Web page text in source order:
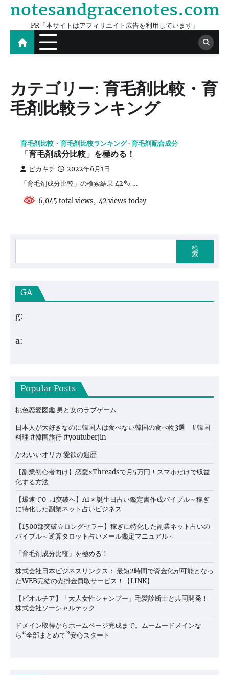
Skip
content
notesandgracenotes.com
PR「本サイトはアフィリエイト広告を利用しています」
カテゴリー:育毛剤比較・育
毛剤比較ランキング
育毛剤比較・育毛剤比較ランキング 育毛剤配合成分
「育毛剤成分比較」を極める！
ピカキチ 2022年6月1日
「育毛剤成分比較」の検索結果 42*α …
6,045 total views, 42 views today
検
索
GA
g:
a:
Popular Posts
桃色恋愛図鑑 男と女のラブゲーム
日本人が大好きなのに韓国人は食べない韓国の食べ物3選 #韓国
料理 #韓国旅行 #youtuberjin
かわいいオリカ 愛欲の遍歴
【副業初心者向け】恋愛×Threadsで月5万円！スマホだけで収益
化する方法
【爆速で0→1突破へ】AI × 誕生日占い鑑定書作成バイブル～稼ぎ
に特化した副業ネット占いビジネス
【1500部突破☆ロングセラー】稼ぎに特化した副業ネット占いの
バイブル～逆算タロット占いメール鑑定マニュアル～
「育毛剤成分比較」を極める！
株式会社日本ビジネスリンクス： 最短2時間で資金化が可能となっ
たWEB完結の売掛金買取サービス！【LINK】
【ビオルチア】「大人女性シャンプー」毛髪診断士と共同開発！
株式会社ソーシャルテック
ドメイン取得からホームページ完成まで。ムームードメインな
ら“全部まとめて”安心スタート